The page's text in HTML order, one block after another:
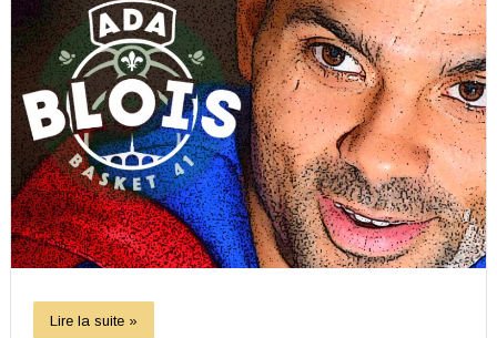
Lire la suite »